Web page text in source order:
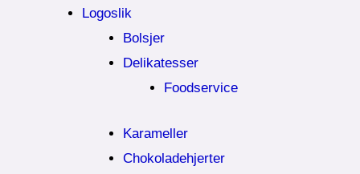
Logoslik
Bolsjer
Delikatesser
Foodservice
Karameller
Chokoladehjerter